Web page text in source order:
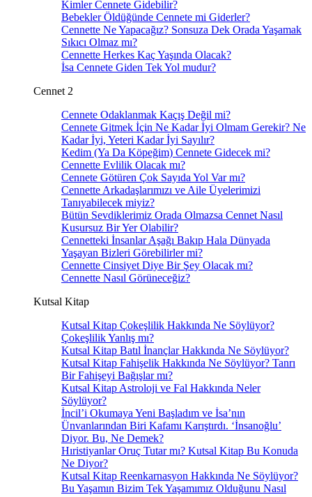
Kimler Cennete Gidebilir?
Bebekler Öldüğünde Cennete mi Giderler?
Cennette Ne Yapacağız? Sonsuza Dek Orada Yaşamak
Sıkıcı Olmaz mı?
Cennette Herkes Kaç Yaşında Olacak?
İsa Cennete Giden Tek Yol mudur?
Cennet 2
Cennete Odaklanmak Kaçış Değil mi?
Cennete Gitmek İçin Ne Kadar İyi Olmam Gerekir? Ne
Kadar İyi, Yeteri Kadar İyi Sayılır?
Kedim (Ya Da Köpeğim) Cennete Gidecek mi?
Cennette Evlilik Olacak mı?
Cennete Götüren Çok Sayıda Yol Var mı?
Cennette Arkadaşlarımızı ve Aile Üyelerimizi
Tanıyabilecek miyiz?
Bütün Sevdiklerimiz Orada Olmazsa Cennet Nasıl
Kusursuz Bir Yer Olabilir?
Cennetteki İnsanlar Aşağı Bakıp Hala Dünyada
Yaşayan Bizleri Görebilirler mi?
Cennette Cinsiyet Diye Bir Şey Olacak mı?
Cennette Nasıl Görüneceğiz?
Kutsal Kitap
Kutsal Kitap Çokeşlilik Hakkında Ne Söylüyor?
Çokeşlilik Yanlış mı?
Kutsal Kitap Batıl İnançlar Hakkında Ne Söylüyor?
Kutsal Kitap Fahişelik Hakkında Ne Söylüyor? Tanrı
Bir Fahişeyi Bağışlar mı?
Kutsal Kitap Astroloji ve Fal Hakkında Neler
Söylüyor?
İncil’i Okumaya Yeni Başladım ve İsa’nın
Ünvanlarından Biri Kafamı Karıştırdı. ‘İnsanoğlu’
Diyor. Bu, Ne Demek?
Hıristiyanlar Oruç Tutar mı? Kutsal Kitap Bu Konuda
Ne Diyor?
Kutsal Kitap Reenkarnasyon Hakkında Ne Söylüyor?
Bu Yaşamın Bizim Tek Yaşamımız Olduğunu Nasıl